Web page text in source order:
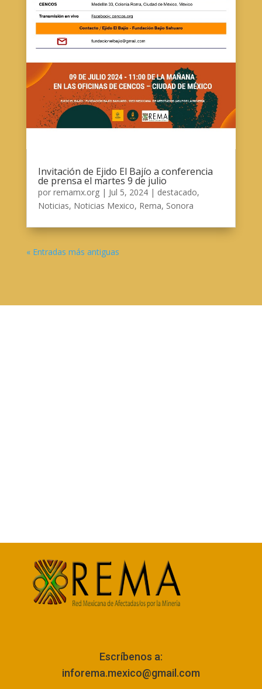
Invitación de Ejido El Bajío a conferencia
de prensa el martes 9 de julio
por remamx.org| Jul 5, 2024| destacado,
Noticias, Noticias Mexico, Rema, Sonora
« Entradas más antiguas
Escríbenos a:
inforema.mexico@gmail.com